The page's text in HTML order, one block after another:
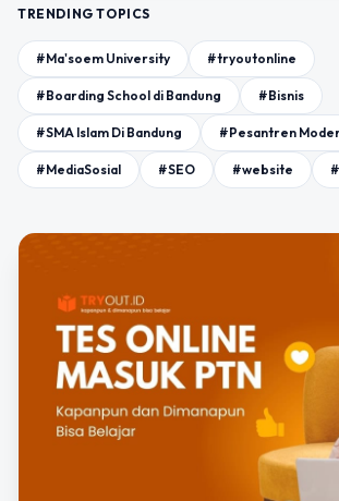
TRENDING TOPICS
#Ma'soem University #tryoutonline
#Boarding School di Bandung #Bisnis
#SMA Islam Di Bandung #Pesantren
#MediaSosial #SEO #website